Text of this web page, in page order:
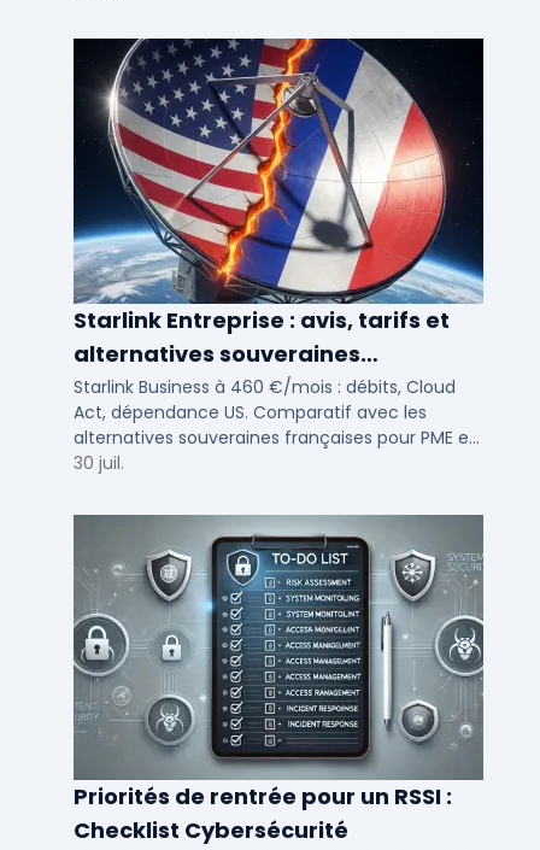
Starlink Entreprise : avis, tarifs et
alternatives souveraines
françaises 2026
Starlink Business à 460 €/mois : débits, Cloud
Act, dépendance US. Comparatif avec les
alternatives souveraines françaises pour PME et
ETI multi-sites. Avis terrain et critères de choix
30 juil.
Priorités de rentrée pour un RSSI :
Checklist Cybersécurité